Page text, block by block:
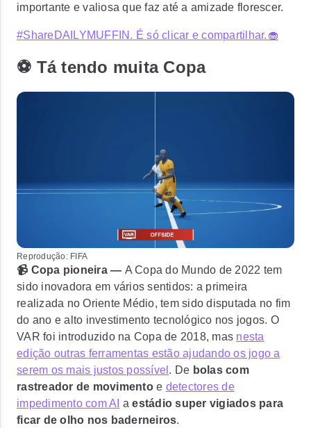
importante e valiosa que faz até a amizade florescer.
#ShareDAILYMUFFIN. É só clicar e compartilhar.🧁
⚽ Tá tendo muita Copa
Reprodução: FIFA
📹 Copa pioneira — A Copa do Mundo de 2022 tem
sido inovadora em vários sentidos: a primeira
realizada no Oriente Médio, tem sido disputada no fim
do ano e alto investimento tecnológico nos jogos. O
VAR foi introduzido na Copa de 2018, mas nesta
edição outras ferramentas estão ajudando os jogo a
serem os mais justos possível . De bolas com
rastreador de movimentoe detectores de
impedimento com AI aestádio super vigiados para
ficar de olho nos baderneiros.